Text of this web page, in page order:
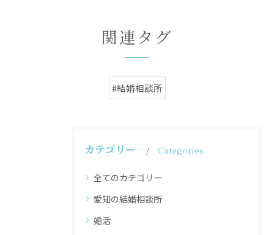
関連タグ
#結婚相談所
カテゴリー Categories
全てのカテゴリー
愛知の結婚相談所
婚活